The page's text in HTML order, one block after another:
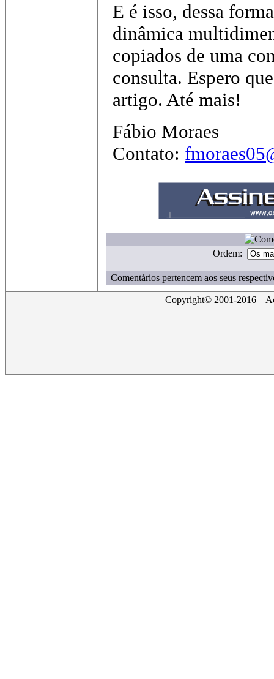
E é isso, dessa
dinâmica
copiados de uma
consulta. Espero
artigo. Até mais!
Fábio Moraes
Contato:
Ordem:
Comentários pertencem aos seus
Copyright© 2001-2016 –